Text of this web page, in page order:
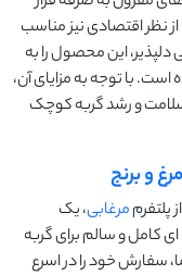
از نظر اقتصادی نیز مناسب
دلپذیر، این محصول را به
با توجه به مزایای آن،
سلامت و رشد گربه کوچک
و برنج
پلتفرممرغابی، یک
کامل و سالم برای گربه‌
سفارش خود را در اسرع